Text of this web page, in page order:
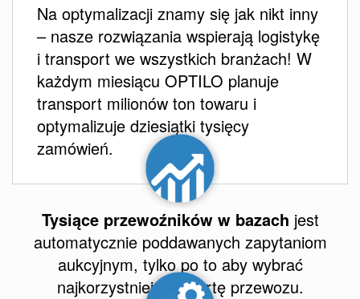
Na optymalizacji znamy się jak nikt inny
– nasze rozwiązania wspierają logistykę
i transport we wszystkich branżach! W
każdym miesiącu OPTILO planuje
transport milionów ton towaru i
optymalizuje dziesiątki tysięcy
zamówień.
Tysiące przewoźników w bazach jest
automatycznie poddawanych zapytaniom
aukcyjnym, tylko po to aby wybrać
najkorzystniejszą ofertę przewozu.